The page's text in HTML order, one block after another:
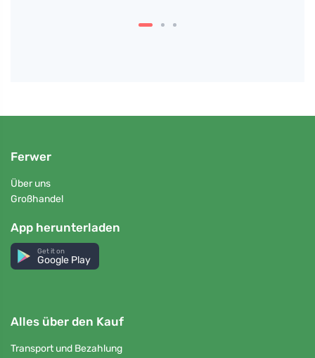
Ferwer
Über uns
Großhandel
App herunterladen
Get it on
Google Play
Alles über den Kauf
Transport und Bezahlung